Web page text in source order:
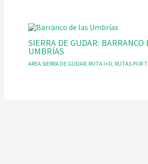
SIERRA DE GUDAR: BARRANCO
UMBRÍAS
AREA SIERRA DE GUDAR, RUTA I+D RUTAS POR